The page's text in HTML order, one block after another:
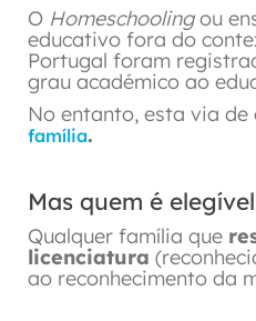
O Homeschoolingou
educativo fora do
Portugal foram
grau académico ao
No entanto, esta via
família.
Mas quem é
Qualquer família que
licenciatura
ao reconhecimento da